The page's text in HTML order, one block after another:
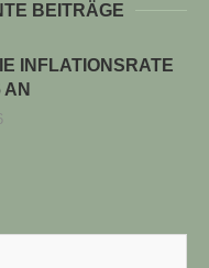
BEITRÄGE
INFLATIONSRATE
AN